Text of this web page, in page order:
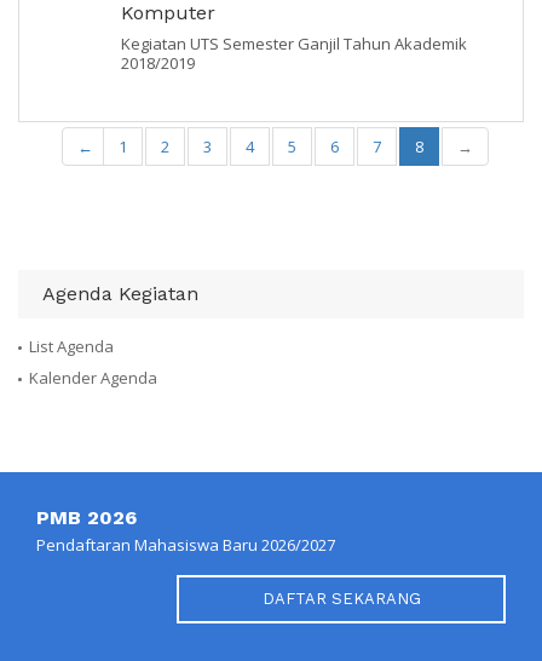
Komputer
Kegiatan UTS Semester Ganjil Tahun Akademik
2018/2019
← 1 2 3 4 5 6 7 8 →
Agenda Kegiatan
List Agenda
Kalender Agenda
PMB 2026
Pendaftaran Mahasiswa Baru 2026/2027
DAFTAR SEKARANG